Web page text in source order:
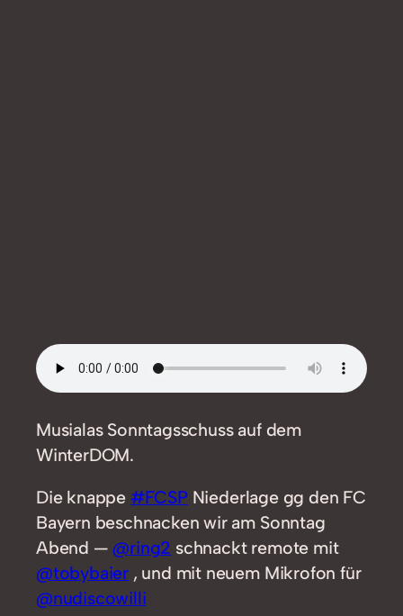
Musialas Sonntagsschuss auf dem
WinterDOM.
Die knappe #FCSPNiederlage gg den FC
Bayern beschnacken wir am Sonntag
Abend — @ring2 schnackt remote mit
@tobybaier , und mit neuem Mikrofon für
@nudiscowilli